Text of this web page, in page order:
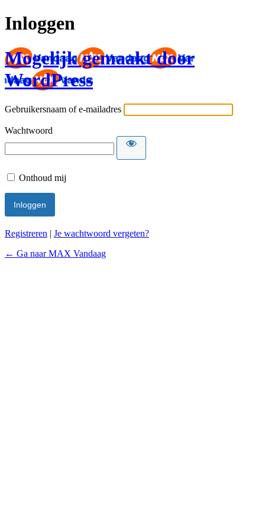
Inloggen
Mogelijk gemaakt door
WordPress
Gebruikersnaam of e-mailadres
Wachtwoord
Onthoud mij
Registreren | Je wachtwoord vergeten?
← Ga naar MAX Vandaag